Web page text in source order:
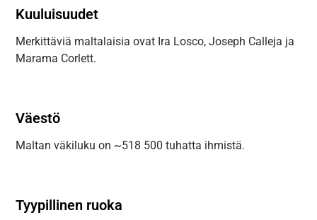
Kuuluisuudet
Merkittäviä maltalaisia ovat Ira Losco, Joseph Calleja ja
Marama Corlett.
Väestö
Maltan väkiluku on ~518 500 tuhatta ihmistä.
Tyypillinen ruoka